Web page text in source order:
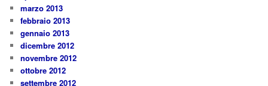
marzo 2013
febbraio 2013
gennaio 2013
dicembre 2012
novembre 2012
ottobre 2012
settembre 2012